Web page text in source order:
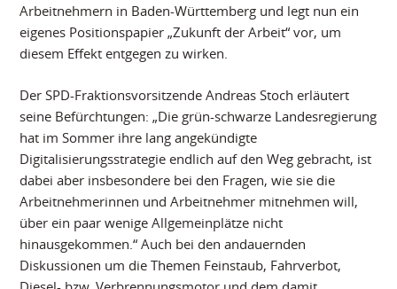
Arbeitnehmern in Baden-Württemberg und legt nun ein
eigenes Positionspapier „Zukunft der Arbeit“ vor, um
diesem Effekt entgegen zu wirken.
Der SPD-Fraktionsvorsitzende Andreas Stoch erläutert
seine Befürchtungen: „Die grün-schwarze Landesregierung
hat im Sommer ihre lang angekündigte
Digitalisierungsstrategie endlich auf den Weg gebracht, ist
dabei aber insbesondere bei den Fragen, wie sie die
Arbeitnehmerinnen und Arbeitnehmer mitnehmen will,
über ein paar wenige Allgemeinplätze nicht
hinausgekommen.“ Auch bei den andauernden
Diskussionen um die Themen Feinstaub, Fahrverbot,